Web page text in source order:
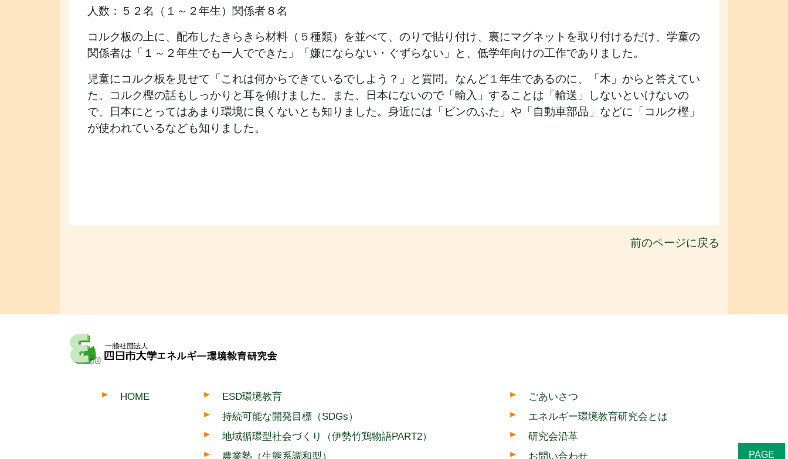
人数：５２名（１～２年生）関係者８名
コルク板の上に、配布したきらきら材料（５種類）を並べて、のりで貼り付け、裏にマグネットを取り付けるだけ、学童の
関係者は「１～２年生でも一人でできた」「嫌にならない・ぐずらない」と、低学年向けの工作でありました。
児童にコルク板を見せて「これは何からできているでしよう？」と質問。なんど１年生であるのに、「木」からと答えてい
た。コルク樫の話もしっかりと耳を傾けました。また、日本にないので「輸入」することは「輸送」しないといけないの
で、日本にとってはあまり環境に良くないとも知りました。身近には「ビンのふた」や「自動車部品」などに「コルク樫」
が使われているなども知りました。
前のページに戻る
HOME
ESD環境教育
持続可能な開発目標（SDGs）
地域循環型社会づくり（伊勢竹鶏物語PART2）
農業塾（生態系調和型）
ごあいさつ
エネルギー環境教育研究会とは
研究会沿革
お問い合わせ
PAGE